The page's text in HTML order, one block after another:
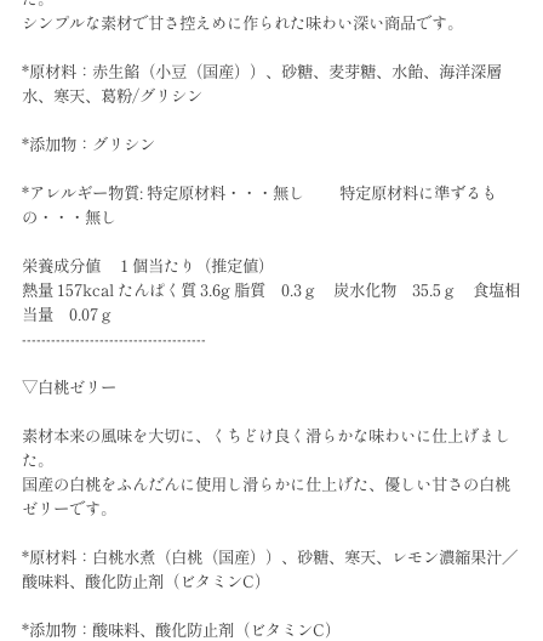
シンプルな素材で甘さ控えめに作られた味わい深い商品です。
*原材料：赤生餡（小豆（国産））、砂糖、麦芽糖、水飴、海洋深層
水、寒天、葛粉/グリシン
*添加物：グリシン
*アレルギー物質: 特定原材料・・・無し 特定原材料に準ずるも
の・・・無し
栄養成分値 １個当たり（推定値）
熱量 157kcal たんぱく質 3.6g 脂質 0.3ｇ 炭水化物 35.5ｇ 食塩相
当量 0.07ｇ
--------------------------------------
▽白桃ゼリー
素材本来の風味を大切に、くちどけ良く滑らかな味わいに仕上げまし
た。
国産の白桃をふんだんに使用し滑らかに仕上げた、優しい甘さの白桃
ゼリーです。
*原材料：白桃水煮（白桃（国産））、砂糖、寒天、レモン濃縮果汁／
酸味料、酸化防止剤（ビタミンC）
*添加物：酸味料、酸化防止剤（ビタミンC）